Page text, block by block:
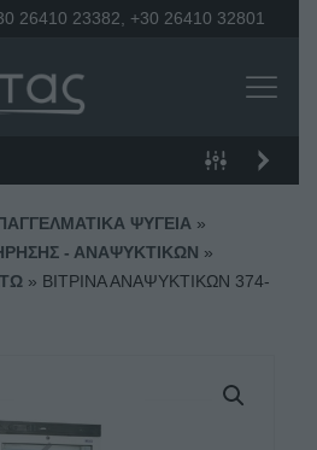
26410 23382 +30 26410 32801
ΨΥΓΕΙΑ »
- ΑΝΑΨΥΚΤΙΚΩΝ »
» ΒΙΤΡΙΝΑ ΑΝΑΨΥΚΤΙΚΩΝ 374-